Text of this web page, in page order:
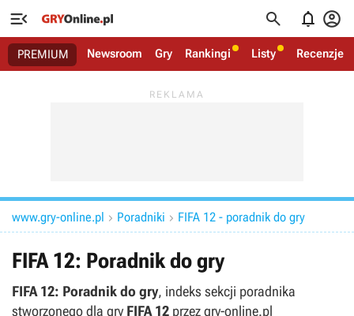
   
PREMIUM Newsroom Gry Rankingi Listy Recenzje
www.gry-online.pl  Poradniki  FIFA 12 - poradnik do gry
FIFA 12: Poradnik do gry
FIFA 12: Poradnik do gry, indeks sekcji poradnika
stworzonego dla gry FIFA 12 przez gry-online.pl